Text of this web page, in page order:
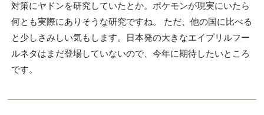
対策にヤドンを研究していたとか。ポケモンが現実にいたら
何とも実際にありそうな研究ですね。 ただ、他の国に比べる
と少しさみしい気もします。日本発の大きなエイプリルフー
ルネタはまだ登場していないので、今年に期待したいところ
です。